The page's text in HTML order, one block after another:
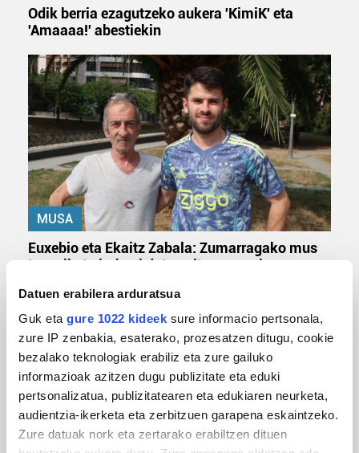
Datuen erabilera arduratsua
Guk eta gure 1022 kideek sure informacio pertsonala,
zure IP zenbakia, esaterako, prozesatzen ditugu, cookie
bezalako teknologiak erabiliz eta zure gailuko
informazioak azitzen dugu publizitate eta eduki
pertsonalizatua, publizitatearen eta edukiaren neurketa,
audientzia-ikerketa eta zerbitzuen garapena eskaintzeko.
Zure datuak nork eta zertarako erabiltzen dituen
Odik berria ezagutzeko aukera 'KimiK' eta
'Amaaaa!' abestiekin
MUSA
Euxebio eta Ekaitz Zabala: Zumarragako mus
txapelketa irabazi duten aita-semeak